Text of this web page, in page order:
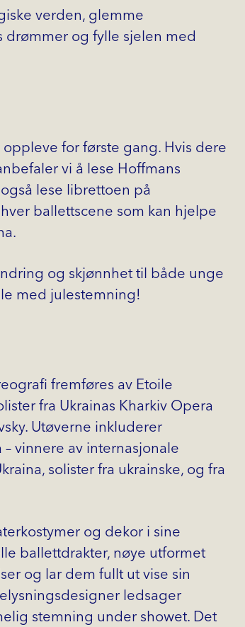
verden, glemme
drømmer og fylle sjelen med
for første gang. Hvis dere
vi å lese Hoffmans
lese librettoen på
ballettscene som kan hjelpe
og skjønnhet til både unge
med julestemning!
fremføres av Etoile
fra Ukrainas Kharkiv Opera
Utøverne inkluderer
vinnere av internasjonale
solister fra ukrainske, og fra
og dekor i sine
ballettdrakter, nøye utformet
og lar dem fullt ut vise sin
ledsager
stemning under showet. Det